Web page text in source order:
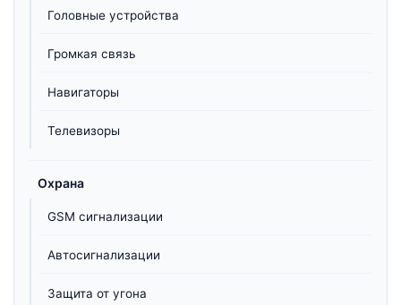
Головные устройства
Громкая связь
Навигаторы
Телевизоры
Охрана
GSM сигнализации
Автосигнализации
Защита от угона